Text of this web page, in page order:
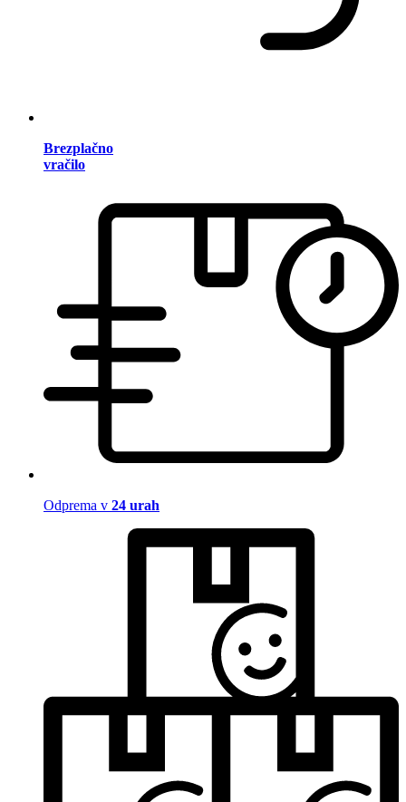
Brezplačno
vračilo
Odprema v 24 urah